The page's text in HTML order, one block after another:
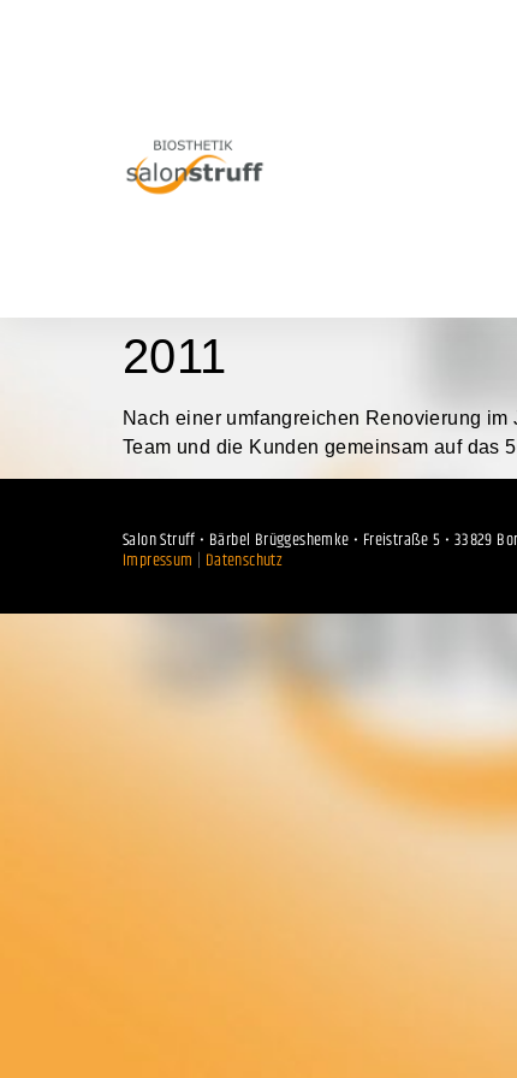
2011
Nach einer umfangreichen Renovierung
Team und die Kunden gemeinsam auf das
Salon Struff • Bärbel Brüggeshemke • Freistraße 5 • 33829
Impressum | Datenschutz